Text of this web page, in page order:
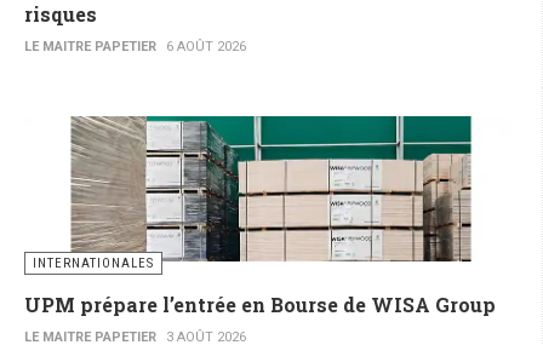
risques
LE MAITRE PAPETIER 6 AOÛT 2026
INTERNATIONALES
UPM prépare l’entrée en Bourse de WISA Group
LE MAITRE PAPETIER 3 AOÛT 2026